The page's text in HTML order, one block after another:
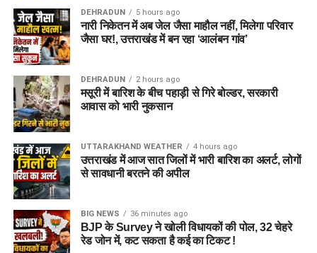
DEHRADUN 5 hours ago
नारी निकेतन में अब जेल जैसा माहौल नहीं, मिलेगा परिवार
जैसा घर!, उत्तराखंड में बन रहा ‘आलंबन गांव’
DEHRADUN 2 hours ago
मसूरी में बारिश के बीच पहाड़ी से गिरे बोल्डर, सरकारी
आवास को भारी नुकसान
UTTARAKHAND WEATHER 4 hours ago
उत्तराखंड में आज सात जिलों में भारी बारिश का अलर्ट, लोगों
से सावधानी बरतने की अपील
BIG NEWS 36 minutes ago
BJP के Survey ने खोली विधायकों की पोल, 32 चेहरे
रेड जोन में, कट सकता है कई का टिकट !